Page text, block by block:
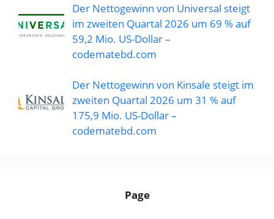
Der Nettogewinn von Universal steigt
im zweiten Quartal 2026 um 69 % auf
59,2 Mio. US-Dollar –
codematebd.com
Der Nettogewinn von Kinsale steigt im
zweiten Quartal 2026 um 31 % auf
175,9 Mio. US-Dollar –
codematebd.com
Page